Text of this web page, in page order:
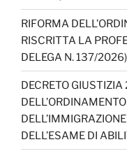
RIFORMA
RISCRITTA LA
DELEGA N. 137/2026)
DECRETO
DELL’ESAME DI